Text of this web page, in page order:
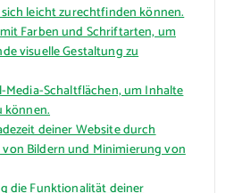
leicht zurechtfinden können.
Farben und Schriftarten, um
visuelle Gestaltung zu
Media-Schaltflächen, um Inhalte
können.
deiner Website durch
Bildern und Minimierung von